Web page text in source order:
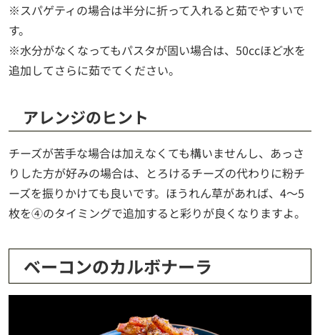
※スパゲティの場合は半分に折って入れると茹でやすいで
す。
※水分がなくなってもパスタが固い場合は、50ccほど水を
追加してさらに茹でてください。
アレンジのヒント
チーズが苦手な場合は加えなくても構いませんし、あっさ
りした方が好みの場合は、とろけるチーズの代わりに粉チ
ーズを振りかけても良いです。ほうれん草があれば、4～5
枚を④のタイミングで追加すると彩りが良くなりますよ。
ベーコンのカルボナーラ